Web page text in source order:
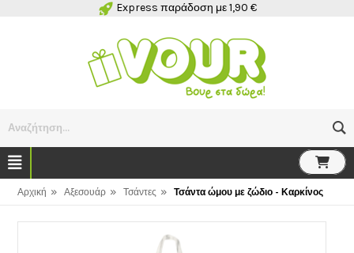
Express παράδοση με 1,90 €
Αναζήτηση...
Αρχική » Αξεσουάρ » Τσάντες » Τσάντα ώμου με ζώδιο - Καρκίνος